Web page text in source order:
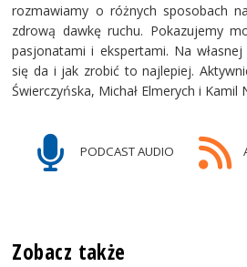
rozmawiamy o różnych sposobach
zdrową dawkę ruchu. Pokazujemy
pasjonatami i ekspertami. Na
się da i jak zrobić to najlepiej.
Świerczyńska, Michał Elmerych i Kamil
PODCAST AUDIO
Zobacz także